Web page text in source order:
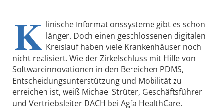
K linische Informationssysteme gibt es schon
länger. Doch einen geschlossenen digitalen
Kreislauf haben viele Krankenhäuser noch
nicht realisiert. Wie der Zirkelschluss mit Hilfe von
Softwareinnovationen in den Bereichen PDMS,
Entscheidungsunterstützung und Mobilität zu
erreichen ist, weiß Michael Strüter, Geschäftsführer
und Vertriebsleiter DACH bei Agfa HealthCare.